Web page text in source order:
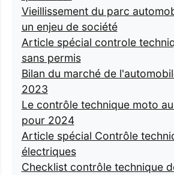
Vieillissement du parc
un enjeu de société
Article spécial controle
sans permis
Bilan du marché de
2023
Le contrôle technique moto
pour 2024
Article spécial Contrôle
électriques
Checklist contrôle technique